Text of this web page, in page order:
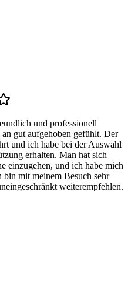
und professionell
gut aufgehoben gefühlt. Der
und ich habe bei der Auswahl
erhalten. Man hat sich
einzugehen, und ich habe mich
bin mit meinem Besuch sehr
weiterempfehlen.